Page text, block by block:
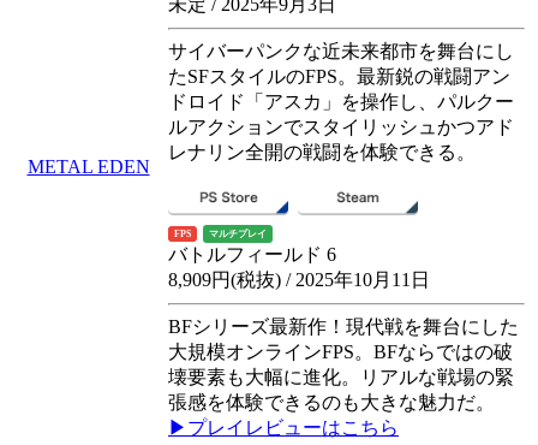
METAL EDEN
サイバーパンクな近未来都市を舞台にし
たSFスタイルのFPS。最新鋭の戦闘アン
ドロイド「アスカ」を操作し、パルクー
ルアクションでスタイリッシュかつアド
レナリン全開の戦闘を体験できる。
FPS マルチプレイ
バトルフィールド 6
8,909円(税抜) / 2025年10月11日
BFシリーズ最新作！現代戦を舞台にした
大規模オンラインFPS。BFならではの破
壊要素も大幅に進化。リアルな戦場の緊
張感を体験できるのも大きな魅力だ。
▶プレイレビューはこちら